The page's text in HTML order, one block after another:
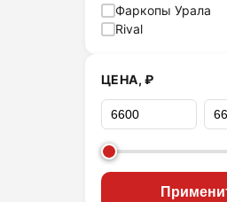
Фаркопы Урала
Rival
ЦЕНА, ₽